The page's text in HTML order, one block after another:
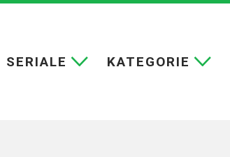
SERIALE KATEGORIE